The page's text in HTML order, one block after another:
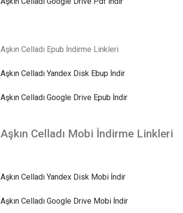
Aşkın Celladı Epub İndirme Linkleri
Aşkın Celladı Yandex Disk Ebup İndir
Aşkın Celladı Google Drive Epub İndir
Aşkın Celladı Mobi İndirme Linkleri
Aşkın Celladı Yandex Disk Mobi İndir
Aşkın Celladı Google Drive Mobi İndir